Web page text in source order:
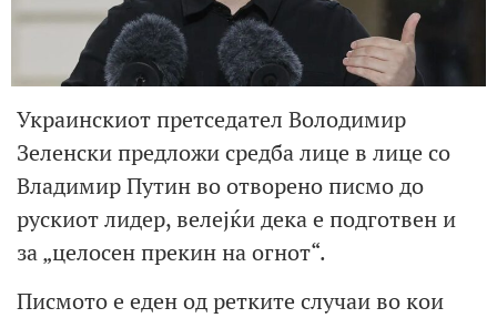
Украинскиот претседател Володимир
Зеленски предложи средба лице в лице со
Владимир Путин во отворено писмо до
рускиот лидер, велејќи дека е подготвен и
за „целосен прекин на огнот“.
Писмото е еден од ретките случаи во кои